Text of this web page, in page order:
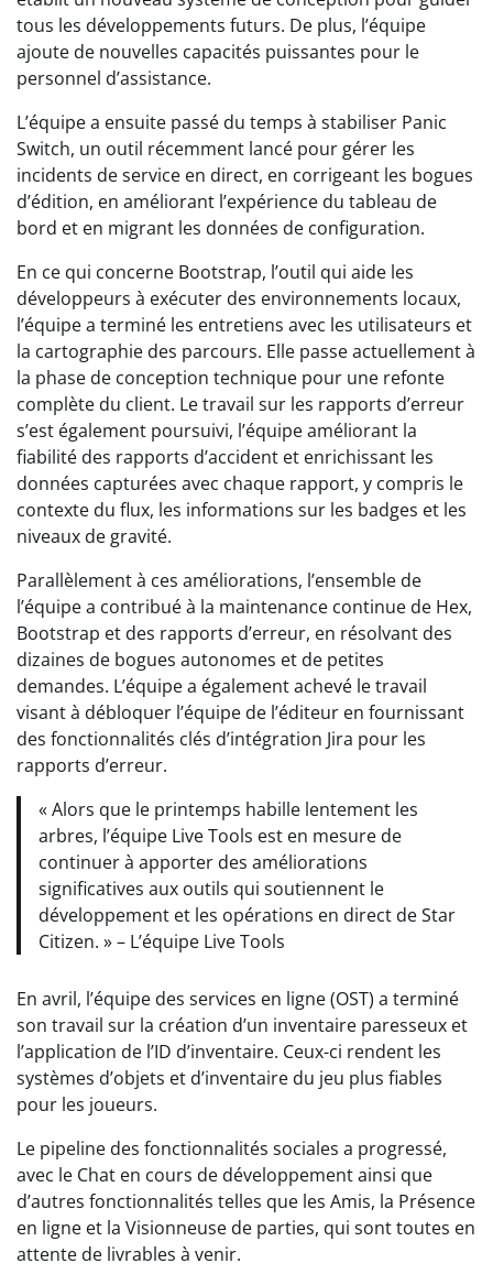
tous les développements futurs. De plus, l’équipe
ajoute de nouvelles capacités puissantes pour le
personnel d’assistance.
L’équipe a ensuite passé du temps à stabiliser Panic
Switch, un outil récemment lancé pour gérer les
incidents de service en direct, en corrigeant les bogues
d’édition, en améliorant l’expérience du tableau de
bord et en migrant les données de configuration.
En ce qui concerne Bootstrap, l’outil qui aide les
développeurs à exécuter des environnements locaux,
l’équipe a terminé les entretiens avec les utilisateurs et
la cartographie des parcours. Elle passe actuellement à
la phase de conception technique pour une refonte
complète du client. Le travail sur les rapports d’erreur
s’est également poursuivi, l’équipe améliorant la
fiabilité des rapports d’accident et enrichissant les
données capturées avec chaque rapport, y compris le
contexte du flux, les informations sur les badges et les
niveaux de gravité.
Parallèlement à ces améliorations, l’ensemble de
l’équipe a contribué à la maintenance continue de Hex,
Bootstrap et des rapports d’erreur, en résolvant des
dizaines de bogues autonomes et de petites
demandes. L’équipe a également achevé le travail
visant à débloquer l’équipe de l’éditeur en fournissant
des fonctionnalités clés d’intégration Jira pour les
rapports d’erreur.
« Alors que le printemps habille lentement les
arbres, l’équipe Live Tools est en mesure de
continuer à apporter des améliorations
significatives aux outils qui soutiennent le
développement et les opérations en direct de Star
Citizen. » – L’équipe Live Tools
En avril, l’équipe des services en ligne (OST) a terminé
son travail sur la création d’un inventaire paresseux et
l’application de l’ID d’inventaire. Ceux-ci rendent les
systèmes d’objets et d’inventaire du jeu plus fiables
pour les joueurs.
Le pipeline des fonctionnalités sociales a progressé,
avec le Chat en cours de développement ainsi que
d’autres fonctionnalités telles que les Amis, la Présence
en ligne et la Visionneuse de parties, qui sont toutes en
attente de livrables à venir.